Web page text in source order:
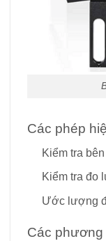
Các phép
Kiểm tra
Kiểm tra đo
Ước lượng
Các phương